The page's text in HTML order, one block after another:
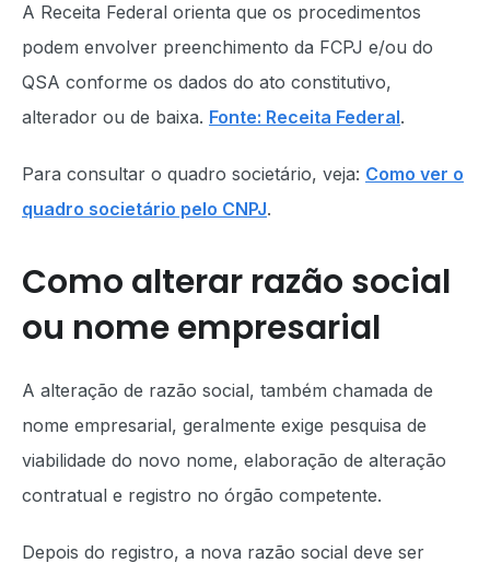
A Receita Federal orienta que os procedimentos
podem envolver preenchimento da FCPJ e/ou do
QSA conforme os dados do ato constitutivo,
alterador ou de baixa. Fonte: Receita Federal.
Para consultar o quadro societário, veja: Como ver o
quadro societário pelo CNPJ.
Como alterar razão social
ou nome empresarial
A alteração de razão social, também chamada de
nome empresarial, geralmente exige pesquisa de
viabilidade do novo nome, elaboração de alteração
contratual e registro no órgão competente.
Depois do registro, a nova razão social deve ser